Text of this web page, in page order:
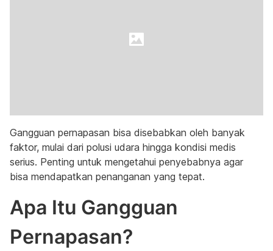
Gangguan pernapasan bisa disebabkan oleh banyak
faktor, mulai dari polusi udara hingga kondisi medis
serius. Penting untuk mengetahui penyebabnya agar
bisa mendapatkan penanganan yang tepat.
Apa Itu Gangguan
Pernapasan?